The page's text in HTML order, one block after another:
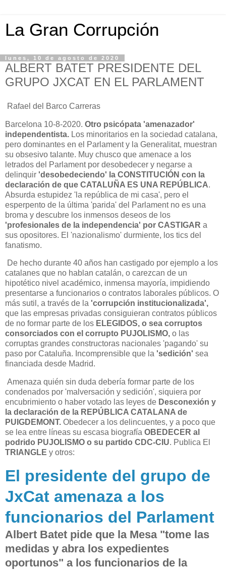
La Gran Corrupción
lunes, 10 de agosto de 2020
ALBERT BATET PRESIDENTE DEL
GRUPO JXCAT EN EL PARLAMENT
Rafael del Barco Carreras
Barcelona 10-8-2020. Otro psicópata 'amenazador'
independentista. Los minoritarios en la sociedad catalana,
pero dominantes en el Parlament y la Generalitat, muestran
su obsesivo talante. Muy chusco que amenace a los
letrados del Parlament por desobedecer y negarse a
delinquir 'desobedeciendo' la CONSTITUCIÓN con la
declaración de que CATALUÑA ES UNA REPÚBLICA.
Absurda estupidez 'la república de mi casa', pero el
esperpento de la última 'parida' del Parlament no es una
broma y descubre los inmensos deseos de los
'profesionales de la independencia' por CASTIGAR a
sus opositores. El 'nazionalismo' durmiente, los tics del
fanatismo.
De hecho durante 40 años han castigado por ejemplo a los
catalanes que no hablan catalán, o carezcan de un
hipotético nivel académico, inmensa mayoría, impidiendo
presentarse a funcionarios o contratos laborales públicos. O
más sutil, a través de la 'corrupción institucionalizada',
que las empresas privadas consiguieran contratos públicos
de no formar parte de los ELEGIDOS, o sea corruptos
consorciados con el corrupto PUJOLISMO, o las
corruptas grandes constructoras nacionales 'pagando' su
paso por Cataluña. Incomprensible que la 'sedición' sea
financiada desde Madrid.
Amenaza quién sin duda debería formar parte de los
condenados por 'malversación y sedición', siquiera por
encubrimiento o haber votado las leyes de Desconexión y
la declaración de la REPÚBLICA CATALANA de
PUIGDEMONT. Obedecer a los delincuentes, y a poco que
se lea entre líneas su escasa biografía OBEDECER al
podrido PUJOLISMO o su partido CDC-CIU. Publica El
TRIANGLE y otros:
El presidente del grupo de
JxCat amenaza a los
funcionarios del Parlament
Albert Batet pide que la Mesa "tome las
medidas y abra los expedientes
oportunos" a los funcionarios de la